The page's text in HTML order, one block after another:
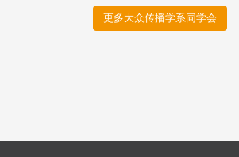
更多大众传播学系同学会